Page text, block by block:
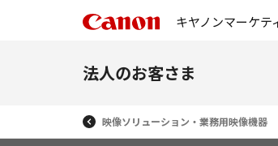
キヤノンマーケテ
法人のお客さま
映像ソリューション・業務用映像機器